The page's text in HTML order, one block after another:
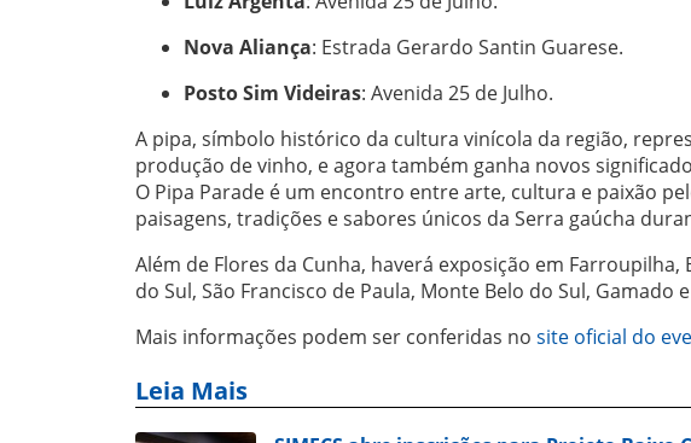
Nova Aliança: Estrada Gerardo Santin Guarese.
Posto Sim Videiras: Avenida 25 de Julho.
A pipa, símbolo histórico da cultura vinícola da região,
produção de vinho, e agora também ganha novos
O Pipa Parade é um encontro entre arte, cultura e paixão
paisagens, tradições e sabores únicos da Serra gaúcha
Além de Flores da Cunha, haverá exposição em
do Sul, São Francisco de Paula, Monte Belo do Sul, Gamado
Mais informações podem ser conferidas no site oficial do
Leia Mais